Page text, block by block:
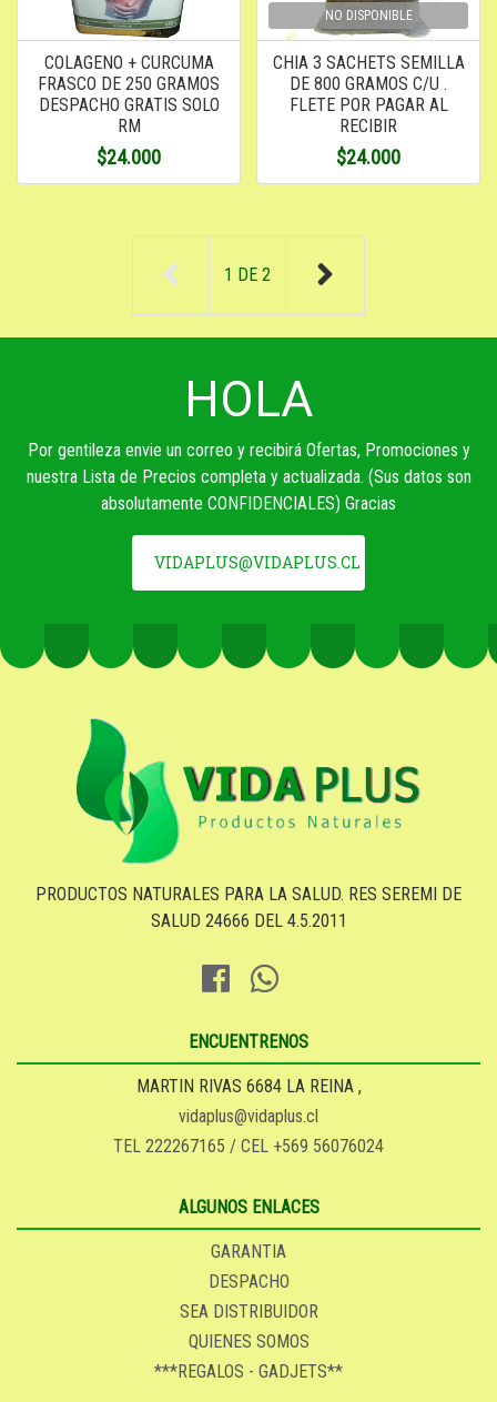
COLAGENO + CURCUMA
FRASCO DE 250 GRAMOS
DESPACHO GRATIS SOLO
RM
$24.000
NO DISPONIBLE
CHIA 3 SACHETS SEMILLA
DE 800 GRAMOS C/U .
FLETE POR PAGAR AL
RECIBIR
$24.000
1 DE 2
HOLA
Por gentileza envie un correo y recibirá Ofertas, Promociones y
nuestra Lista de Precios completa y actualizada. (Sus datos son
absolutamente CONFIDENCIALES) Gracias
VIDAPLUS@VIDAPLUS.CL
PRODUCTOS NATURALES PARA LA SALUD. RES SEREMI DE
SALUD 24666 DEL 4.5.2011
ENCUENTRENOS
MARTIN RIVAS 6684 LA REINA ,
vidaplus@vidaplus.cl
TEL 222267165 / CEL +569 56076024
ALGUNOS ENLACES
GARANTIA
DESPACHO
SEA DISTRIBUIDOR
QUIENES SOMOS
***REGALOS - GADJETS**